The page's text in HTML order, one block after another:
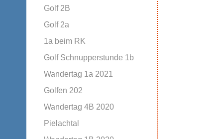
Golf 2B
Golf 2a
1a beim RK
Golf Schnupperstunde 1b
Wandertag 1a 2021
Golfen 202
Wandertag 4B 2020
Pielachtal